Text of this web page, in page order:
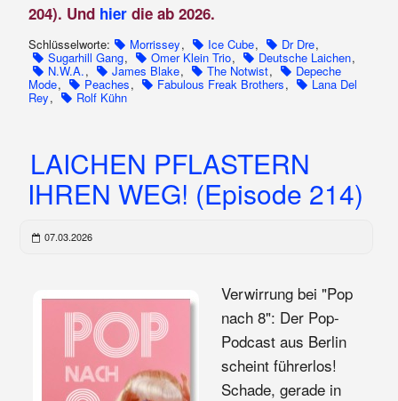
204). Und hier die ab 2026.
Schlüsselworte: Morrissey, Ice Cube, Dr Dre,
Sugarhill Gang, Omer Klein Trio, Deutsche Laichen,
N.W.A., James Blake, The Notwist, Depeche
Mode, Peaches, Fabulous Freak Brothers, Lana Del
Rey, Rolf Kühn
LAICHEN PFLASTERN
IHREN WEG! (Episode 214)
07.03.2026
Verwirrung bei "Pop
nach 8": Der Pop-
Podcast aus Berlin
scheint führerlos!
Schade, gerade in